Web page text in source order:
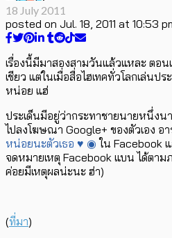
18 July 2011
posted on Jul. 18, 2011 at 10:53
เรื่องนี้มีมาสองสามวันแล้วแหละ ตอน
เชียว แต่ในเมื่อสื่อไฮเทคทั่วโลกเล่นป
หน่อย แฮ่
ประเด็นมีอยู่ว่ากระทาชายนายหนึ่งน
ไปลงโฆษณา Google+ ของตัวเอง อ
หน่อยนะตัวเธอ ♥ ◉ ใน Facebook
จดหมายเหตุ Facebook แบน ได้ตาม
ค่อยมีเหตุผลน่ะนะ ฮ่า)
(ที่มา)